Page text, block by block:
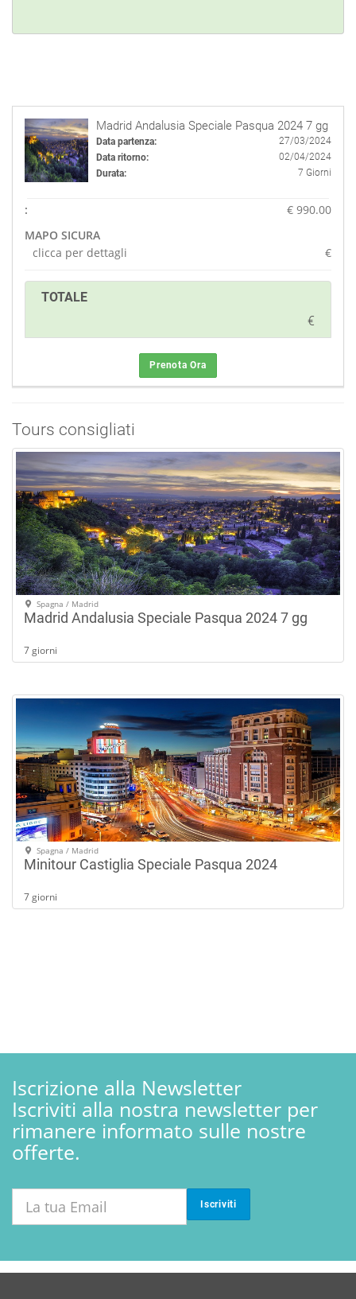
Madrid Andalusia Speciale Pasqua 2024 7 gg
Data partenza:
27/03/2024
Data ritorno:
02/04/2024
Durata:
7 Giorni
:
€ 990.00
MAPO SICURA
clicca per dettagli
€
TOTALE
€
Prenota Ora
Tours consigliati
Spagna / Madrid
Madrid Andalusia Speciale Pasqua 2024 7 gg
7 giorni
Spagna / Madrid
Minitour Castiglia Speciale Pasqua 2024
7 giorni
Iscrizione alla Newsletter
Iscriviti alla nostra newsletter per
rimanere informato sulle nostre
offerte.
Iscriviti